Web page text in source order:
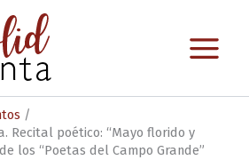
Recital poético: “Mayo florido y
los “Poetas del Campo Grande”